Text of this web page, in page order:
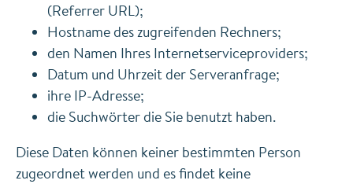
(Referrer URL);
Hostname des zugreifenden Rechners;
den Namen Ihres Internetserviceproviders;
Datum und Uhrzeit der Serveranfrage;
ihre IP-Adresse;
die Suchwörter die Sie benutzt haben.
Diese Daten können keiner bestimmten Person
zugeordnet werden und es findet keine